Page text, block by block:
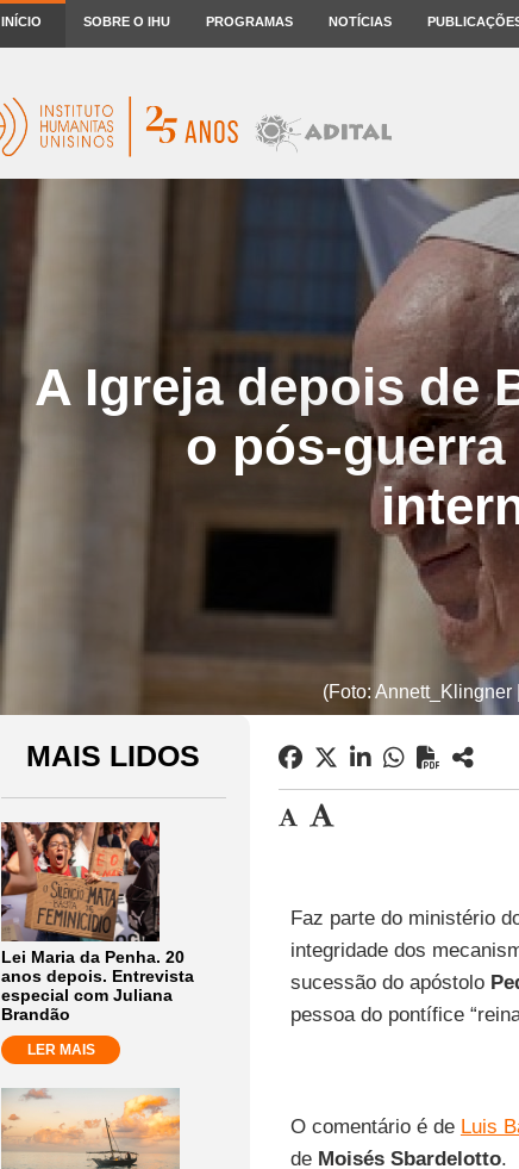
INÍCIO SOBRE O IHU PROGRAMAS NOTÍCIAS
A Igreja depois de
o pós-guerra
(Foto:
MAIS LIDOS
Lei Maria da Penha. 20
anos depois. Entrevista
especial com Juliana
Brandão
LER MAIS
Faz parte do ministério
integridade dos
sucessão do apóstolo
pessoa do pontífice
O comentário é de Luis
de Moisés Sbardelotto.